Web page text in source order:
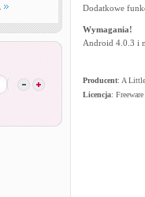
Dodatkowe
Wymagania!
Android 4.0.3 i
Producent: A
Licencja: